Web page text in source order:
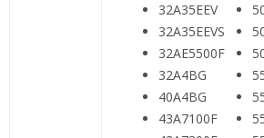
32A35EEV
32A35EEVS
32AE5500F
32А4BG
40A4BG
43A7100F